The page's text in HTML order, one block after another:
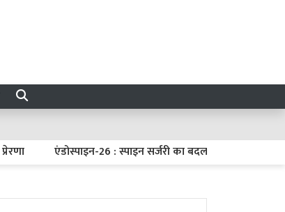
एंडोस्पाइन-26 : स्पाइन सर्जरी का बदला अंदाज, छोटा चीरा और